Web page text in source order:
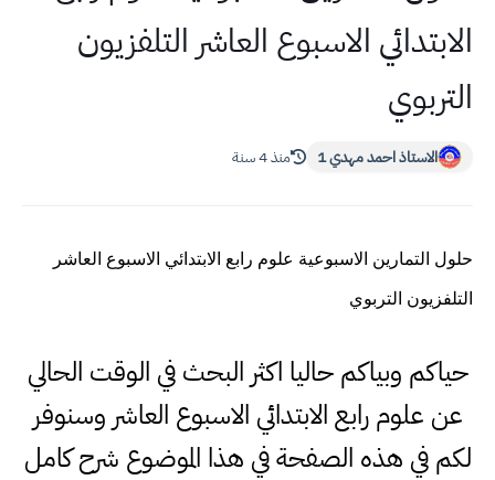
الابتدائي الاسبوع العاشر التلفزيون
التربوي
الاستاذ احمد مهدي 1 منذ 4 سنة
حلول التمارين الاسبوعية علوم رابع الابتدائي الاسبوع العاشر
التلفزيون التربوي
حياكم وبياكم حاليا اكثر البحث في الوقت الحالي
عن علوم رابع الابتدائي الاسبوع العاشر وسنوفر
لكم في هذه الصفحة في هذا الموضوع شرح كامل